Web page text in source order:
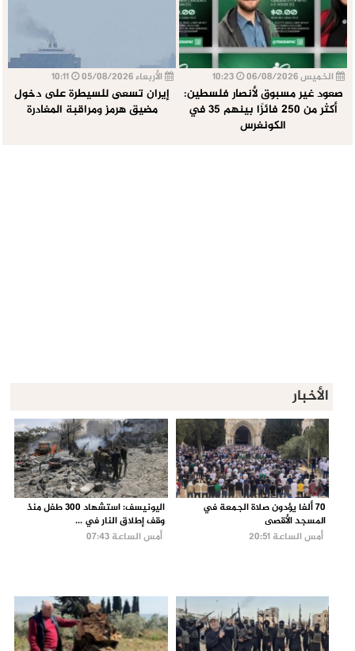
الخميس 06/08/2026
صعود غير مسبوق لأنصار فلسطين:
أكثر من 250 فائزًا بينهم 35 في
الكونغرس
الأربعاء 05/08/2026
إيران تسعى للسيطرة على دخول
مضيق هرمز ومراقبة المغادرة
الأخبار
70 ألفا يؤدون صلاة الجمعة في
المسجد الأقصى
أمس الساعة 20:51
اليونيسف: استشهاد 300 طفل منذ
وقف إطلاق النار في ...
أمس الساعة 07:43